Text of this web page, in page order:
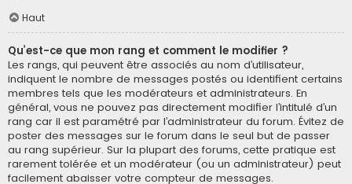
Haut
Qu’est-ce que mon rang et comment le modifier ?
Les rangs, qui peuvent être associés au nom d’utilisateur,
indiquent le nombre de messages postés ou identifient certains
membres tels que les modérateurs et administrateurs. En
général, vous ne pouvez pas directement modifier l’intitulé d’un
rang car il est paramétré par l’administrateur du forum. Évitez de
poster des messages sur le forum dans le seul but de passer
au rang supérieur. Sur la plupart des forums, cette pratique est
rarement tolérée et un modérateur (ou un administrateur) peut
facilement abaisser votre compteur de messages.